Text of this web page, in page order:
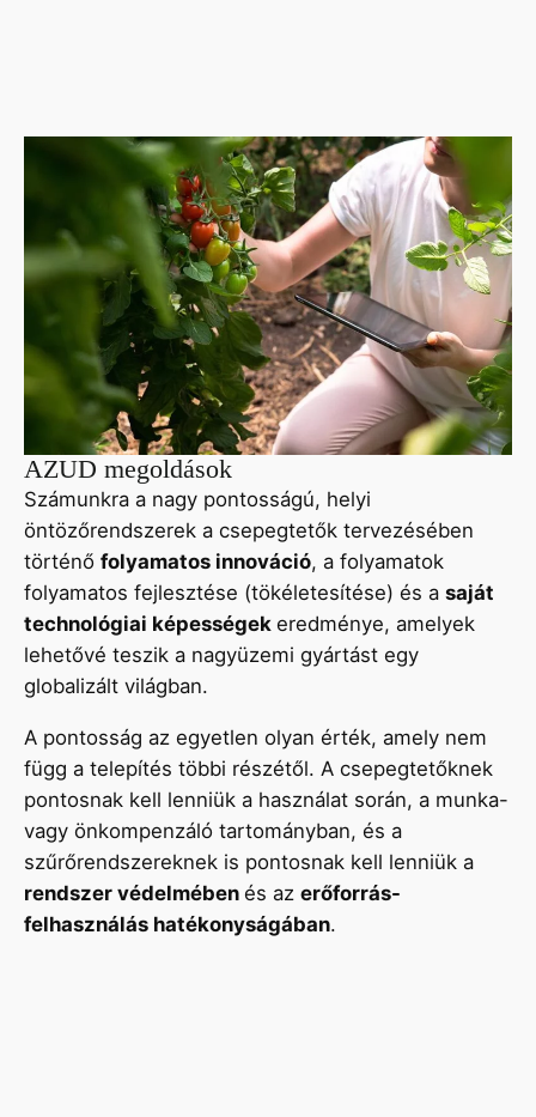
AZUD megoldások
Számunkra a nagy pontosságú, helyi
öntözőrendszerek a csepegtetők tervezésében
történő folyamatos innováció, a folyamatok
folyamatos fejlesztése (tökéletesítése) és a saját
technológiai képességek eredménye, amelyek
lehetővé teszik a nagyüzemi gyártást egy
globalizált világban.
A pontosság az egyetlen olyan érték, amely nem
függ a telepítés többi részétől. A csepegtetőknek
pontosnak kell lenniük a használat során, a munka-
vagy önkompenzáló tartományban, és a
szűrőrendszereknek is pontosnak kell lenniük a
rendszer védelmében és az erőforrás-
felhasználás hatékonyságában.